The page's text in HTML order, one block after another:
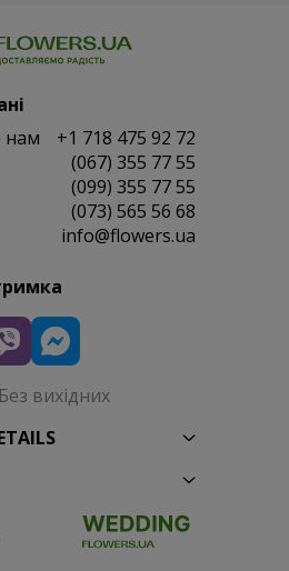
нам
+1 718 475 92 72
(067) 355 77 55
(099) 355 77 55
(073) 565 56 68
info@flowers.ua
вихідних